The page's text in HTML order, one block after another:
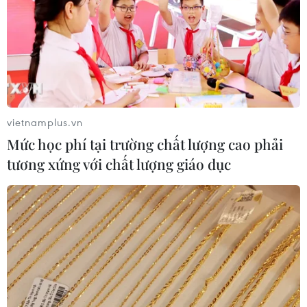
toàn cầu năm 2030
08/08/2026 02:11
Việt Nam vượt xa mức trung bình
toàn cầu về ứng dụng AI trong công
việc
07/08/2026 23:38
Naver và NVIDIA tăng tốc xây dựng
“Nhà máy AI,” hướng tới doanh thu
từ năm 2027
07/08/2026 13:01
APIE Camp 2026: Kết nối sinh viên
Việt Nam với cộng đồng Internet
vietnamplus.vn
Mức học phí tại trường chất lượng cao phải
tương xứng với chất lượng giáo dục